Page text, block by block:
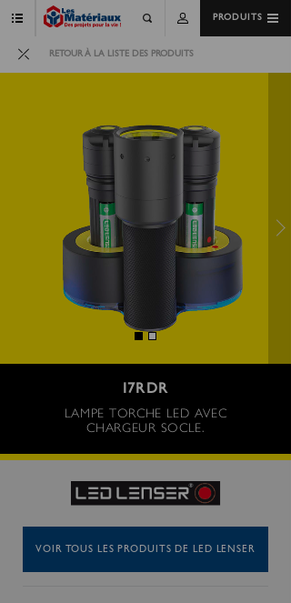
PRODUITS
RETOUR À LA LISTE DES PRODUITS
I7RDR
LAMPE TORCHE LED AVEC
CHARGEUR SOCLE.
VOIR TOUS LES PRODUITS DE LED LENSER